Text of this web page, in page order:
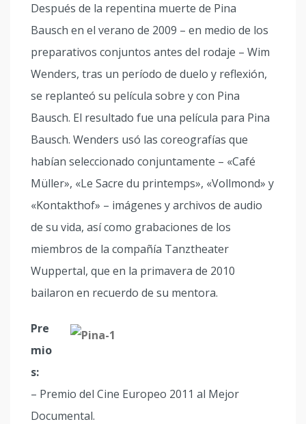
Después de la repentina muerte de Pina
Bausch en el verano de 2009 – en medio de los
preparativos conjuntos antes del rodaje – Wim
Wenders, tras un período de duelo y reflexión,
se replanteó su película sobre y con Pina
Bausch. El resultado fue una película para Pina
Bausch. Wenders usó las coreografías que
habían seleccionado conjuntamente – «Café
Müller», «Le Sacre du printemps», «Vollmond» y
«Kontakthof» – imágenes y archivos de audio
de su vida, así como grabaciones de los
miembros de la compañía Tanztheater
Wuppertal, que en la primavera de 2010
bailaron en recuerdo de su mentora.
Pre
mio
s:
– Premio del Cine Europeo 2011 al Mejor
Documental.